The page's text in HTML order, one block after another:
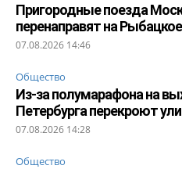
Пригородные поезда
перенаправят на Рыбацкое
07.08.2026 14:46
Общество
Из-за полумарафона на
Петербурга перекроют
07.08.2026 14:28
Общество